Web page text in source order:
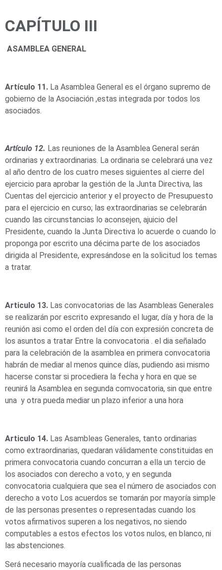
CAPÍTULO III
ASAMBLEA GENERAL
Artículo 11. La Asamblea General es el órgano supremo de
gobierno de la Asociación ,estas integrada por todos los
asociados.
Artículo 12. Las reuniones de la Asamblea General serán
ordinarias y extraordinarias. La ordinaria se celebrará una vez
al año dentro de los cuatro meses siguientes al cierre del
ejercicio para aprobar la gestión de la Junta Directiva, las
Cuentas del ejercicio anterior y el proyecto de Presupuesto
para el ejercicio en curso; las extraordinarias se celebrarán
cuando las circunstancias lo aconsejen, ajuicio del
Presidente, cuando la Junta Directiva lo acuerde o cuando lo
proponga por escrito una décima parte de los asociados
dirigida al Presidente, expresándose en la solicitud los temas
a tratar.
Articulo 13. Las convocatorias de las Asambleas Generales
se realizarán por escrito expresando el lugar, día y hora de la
reunión asi como el orden del día con expresión concreta de
los asuntos a tratar Entre la convocatoria . el dia señalado
para la celebración de la asamblea en primera convocatoria
habrán de mediar al menos quince días, pudiendo asi mismo
hacerse constar si procediera la fecha y hora en que se
reunirá la Asamblea en segunda comvocatoria, sin que entre
una y otra pueda mediar un plazo inferior a una hora
Articulo 14. Las Asambleas Generales, tanto ordinarias
como extraordinarias, quedaran válidamente constituidas en
primera convocatoria cuando concurran a ella un tercio de
los asociados con derecho a voto, y en segunda
convocatoria cualquiera que sea el número de asociados con
derecho a voto Los acuerdos se tomarán por mayoría simple
de las personas presentes o representadas cuando los
votos afirmativos superen a los negativos, no siendo
computables a estos efectos los votos nulos, en blanco, ni
las abstenciones.
Será necesario mayoría cualificada de las personas